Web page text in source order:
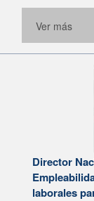
Ver más
Director
laborales